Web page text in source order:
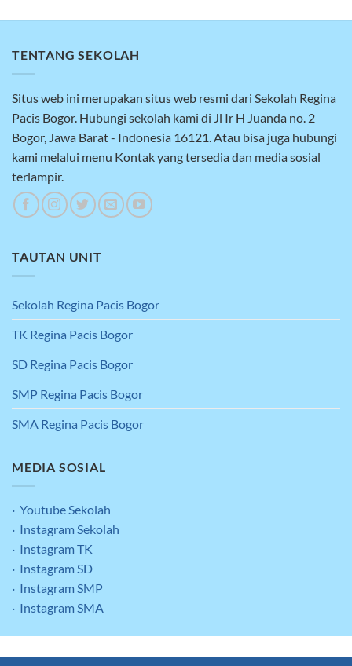
TENTANG SEKOLAH
Situs web ini merupakan situs web resmi dari Sekolah Regina
Pacis Bogor. Hubungi sekolah kami di Jl Ir H Juanda no. 2
Bogor, Jawa Barat - Indonesia 16121. Atau bisa juga hubungi
kami melalui menu Kontak yang tersedia dan media sosial
terlampir.
TAUTAN UNIT
Sekolah Regina Pacis Bogor
TK Regina Pacis Bogor
SD Regina Pacis Bogor
SMP Regina Pacis Bogor
SMA Regina Pacis Bogor
MEDIA SOSIAL
· Youtube Sekolah
· Instagram Sekolah
· Instagram TK
· Instagram SD
· Instagram SMP
· Instagram SMA